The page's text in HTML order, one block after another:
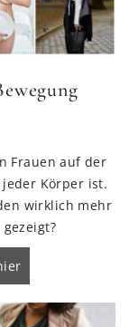
Frauen auf der
Körper ist.
wirklich mehr